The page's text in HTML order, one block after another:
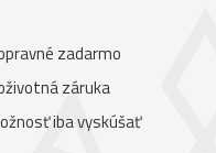
zadarmo
záruka
iba vyskúšať